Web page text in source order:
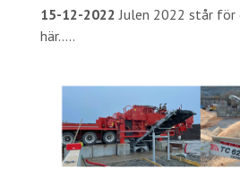
15-12-2022 Julen 2022 står för
här.....